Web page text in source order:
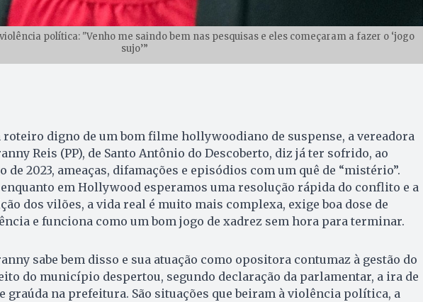
política: "Venho me saindo bem nas pesquisas e eles começaram a fazer o ‘jogo
sujo’”
roteiro digno de um bom filme hollywoodiano de suspense, a vereadora
Reis (PP), de Santo Antônio do Descoberto, diz já ter sofrido, ao
de 2023, ameaças, difamações e episódios com um quê de “mistério”.
em Hollywood esperamos uma resolução rápida do conflito e a
dos vilões, a vida real é muito mais complexa, exige boa dose de
e funciona como um bom jogo de xadrez sem hora para terminar.
sabe bem disso e sua atuação como opositora contumaz à gestão do
do município despertou, segundo declaração da parlamentar, a ira de
graúda na prefeitura. São situações que beiram à violência política, a